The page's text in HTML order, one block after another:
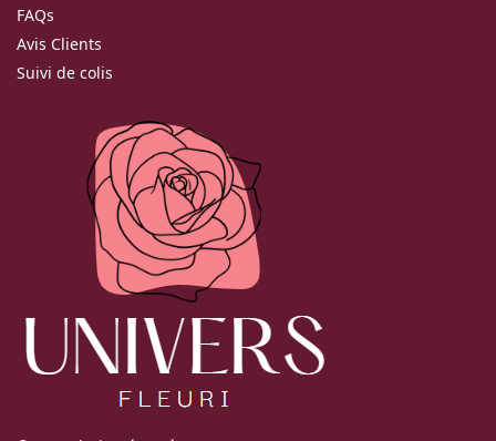
FAQs
Avis Clients
Suivi de colis